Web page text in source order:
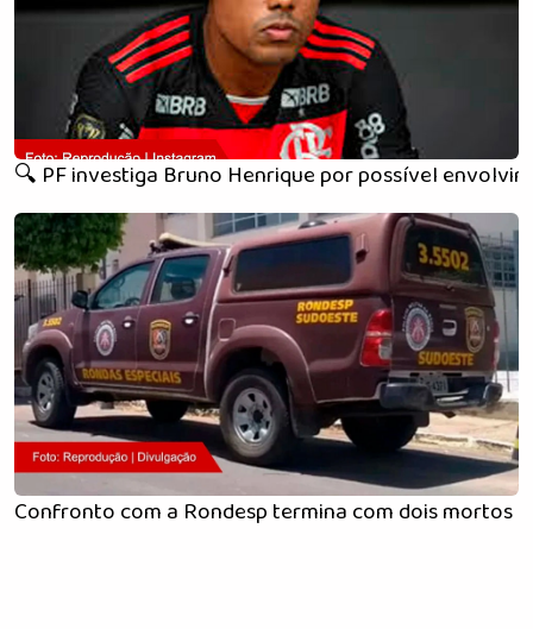
🔍 PF investiga Bruno Henrique por possível
Confronto com a Rondesp termina com dois mortos